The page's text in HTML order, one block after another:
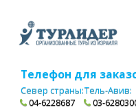
Телефон для
Север страны:
04-6228687
Тель-Авив:
03-